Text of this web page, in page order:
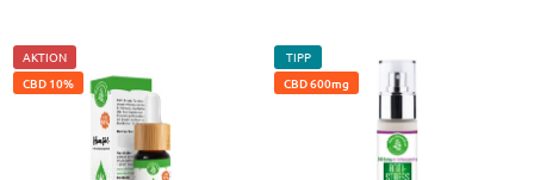
AKTION
CBD 10%
TIPP
CBD 600mg